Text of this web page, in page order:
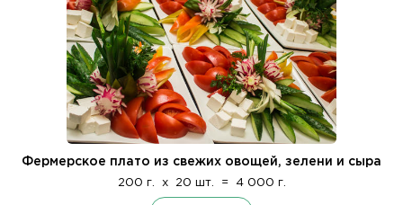
Фермерское плато из свежих овощей, зелени и сыра
200 г. x 20 шт. = 4 000 г.